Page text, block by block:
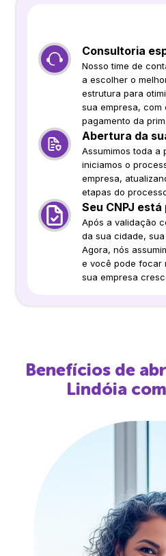
Consultoria
Nosso time de
a escolher o
estrutura para
sua empresa, com
pagamento da
Abertura da
Assumimos toda a
iniciamos o
empresa,
etapas do
Seu CNPJ
Após a validação
da sua cidade,
Agora, nós
e você pode focar
sua empresa
Benefícios de
Lindóia